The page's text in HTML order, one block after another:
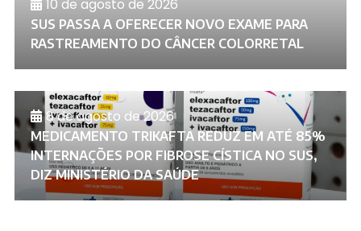
10 de agosto de 2026
SUS PASSA A OFERECER NOVO EXAME PARA
RASTREAMENTO DO CÂNCER COLORRETAL
8 de agosto de 2026
MEDICAMENTO TRIKAFTA REDUZ EM ATÉ 85%
INTERNAÇÕES POR FIBROSE CÍSTICA NO SUS,
DIZ MINISTÉRIO DA SAÚDE